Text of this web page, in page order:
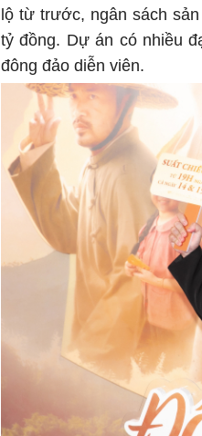
lộ từ trước, ngân sách
tỷ đồng. Dự án có nhiều
đông đảo diễn viên.